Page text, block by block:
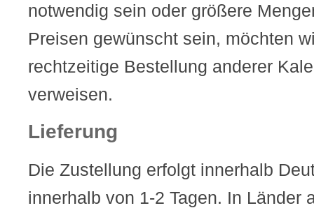
notwendig sein oder größere
Preisen gewünscht sein, möchten
rechtzeitige Bestellung anderer
verweisen.
Lieferung
Die Zustellung erfolgt innerhalb
innerhalb von 1-2 Tagen. In Länder